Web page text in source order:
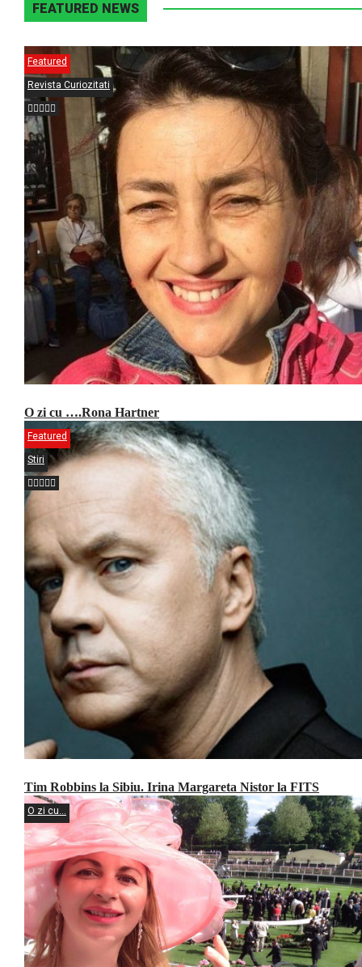
FEATURED NEWS
Featured
Revista Curiozitati
O zi cu ….Rona Hartner
Featured
Stiri
Tim Robbins la Sibiu. Irina Margareta Nistor la FITS
O zi cu...